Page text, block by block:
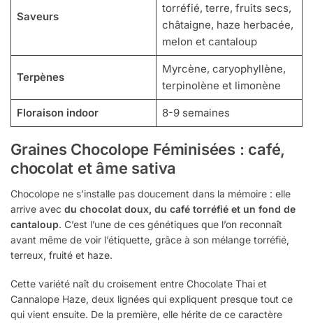
Saveurs
torréfié, terre, fruits secs,
châtaigne, haze herbacée,
melon et cantaloup
Terpènes
Myrcène, caryophyllène,
terpinolène et limonène
Floraison indoor 8-9 semaines
Graines Chocolope Féminisées : café,
chocolat et âme sativa
Chocolope ne s’installe pas doucement dans la mémoire : elle
arrive avec du chocolat doux, du café torréfié et un fond de
cantaloup. C’est l’une de ces génétiques que l’on reconnaît
avant même de voir l’étiquette, grâce à son mélange torréfié,
terreux, fruité et haze.
Cette variété naît du croisement entre Chocolate Thai et
Cannalope Haze, deux lignées qui expliquent presque tout ce
qui vient ensuite. De la première, elle hérite de ce caractère